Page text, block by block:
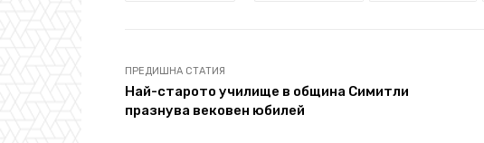
ПРЕДИШНА СТАТИЯ
Най-старото училище в община Симитли
празнува вековен юбилей